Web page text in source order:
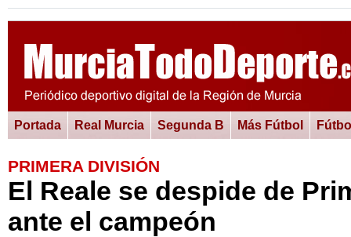
Portada Real Murcia Segunda B Más Fútbol
PRIMERA DIVISIÓN
El Reale se despide de
ante el campeón